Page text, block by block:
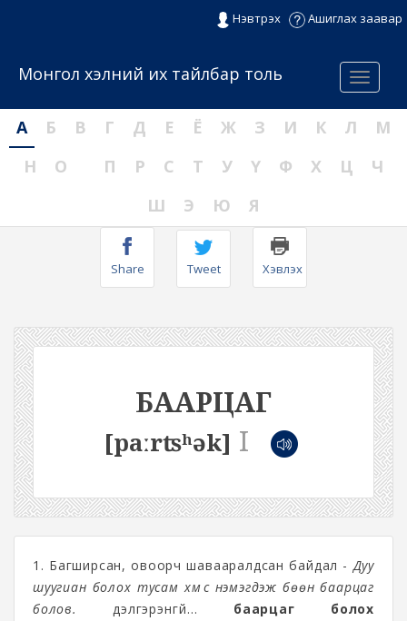
Нэвтрэх Ашиглах заавар
Menu
Монгол хэлний их тайлбар толь
А Б В Г Д Е Ё Ж З И К Л
М
Н
О П Р С Т У Ү Ф Х Ц
Ч
Ш
Э Ю Я
Share Tweet Хэвлэх
БААРЦАГ
[paːrʦʰək] I
1. Багширсан, овоорч шавааралдсан байдал -Дуу
шуугиан болох тусам хүмүүс нэмэгдэж бөөн баарцаг
болов.
дэлгэрэнгүй... баарцаг болох